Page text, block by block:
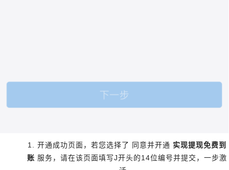
1. 开通成功页面，若您选择了 同意并开通 实现提现免费到
账 服务，请在该页面填写J开头的 14位编号并提交，一步激